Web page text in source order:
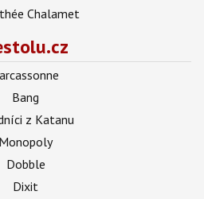
Chalamet
Bang
z Katanu
Monopoly
Dobble
Dixit